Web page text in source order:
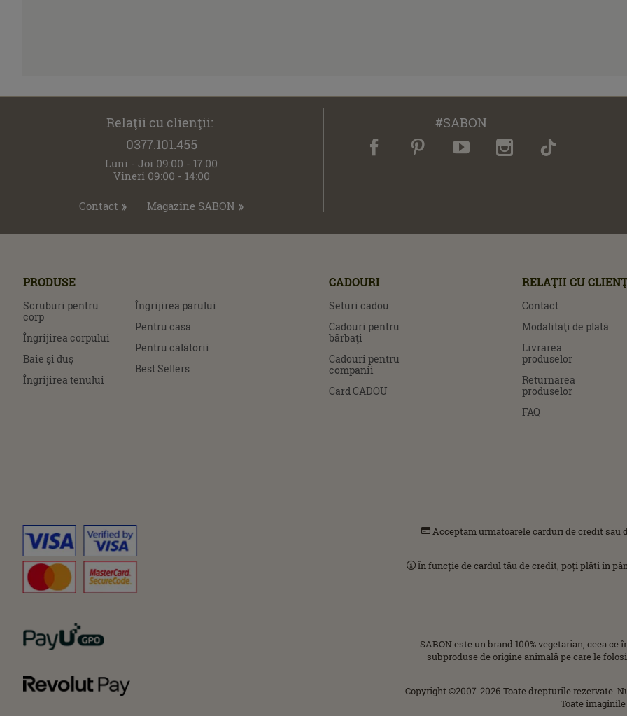
Relaţii cu clienţii:
0377.101.455
Luni - Joi 09:00 - 17:00
Vineri 09:00 - 14:00
Contact Magazine SABON
#SABON
PRODUSE
Scruburi pentru
corp
Îngrijirea corpului
Baie şi duş
Îngrijirea tenului
Îngrijirea părului
Pentru casă
Pentru călătorii
Best Sellers
CADOURI
Seturi cadou
Cadouri pentru
bărbaţi
Cadouri pentru
companii
Card CADOU
RELAŢII CU
Contact
Modalităţi de plată
Livrarea
produselor
Returnarea
produselor
FAQ
Acceptăm următoarele carduri de credit sau
În funcție de cardul tău de credit, poți plăti în
SABON este un brand 100% vegetarian, ceea
subproduse de origine animală pe care le
Copyright ©2007-2026 Toate drepturile rezervate.
Toate